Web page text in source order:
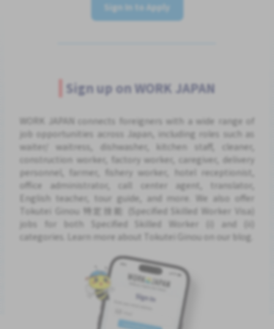
Sign In to Apply
Sign up on WORK JAPAN
WORK JAPAN connects foreigners with a wide range of
job opportunities across Japan, including roles such as
waiter/ waitress, dishwasher, kitchen staff, cleaner,
construction worker, factory worker, caregiver, delivery
personnel, farmer, fishery worker, hotel receptionist,
office administrator, call center agent, translator,
English teacher, tour guide, and more. We also offer
Tokutei Ginou 特定技能 (Specified Skilled Worker Visa)
jobs for both Specified Skilled Worker (i) and (ii)
categories. Learn more about Tokutei Ginou on our blog.